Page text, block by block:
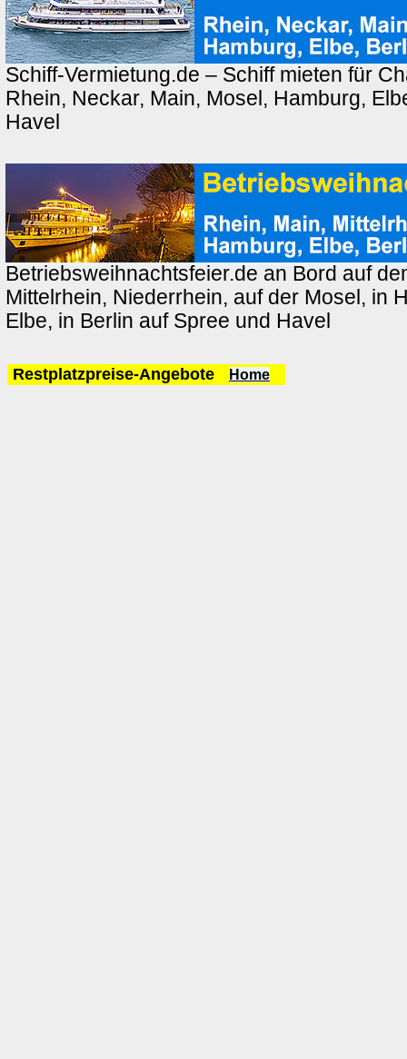
Schiff-Vermietung.de – Schiff mieten für
Rhein, Neckar, Main, Mosel, Hamburg,
Havel
Betriebsweihnachtsfeier.de an Bord auf
Mittelrhein, Niederrhein, auf der Mosel, in
Elbe, in Berlin auf Spree und Havel
Restplatzpreise-Angebote Home